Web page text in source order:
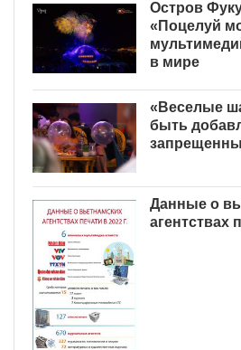
Остров
«Поцелуй
в мире
«Веселые
быть
Данные о
агентствах